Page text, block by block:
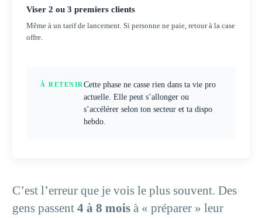
Viser 2 ou 3 premiers clients
Même à un tarif de lancement. Si personne ne paie, retour à la case
offre.
À RETENIR Cette phase ne casse rien dans ta vie pro
actuelle. Elle peut s’allonger ou
s’accélérer selon ton secteur et ta dispo
hebdo.
C’est l’erreur que je vois le plus souvent. Des
gens passent 4 à 8 mois à « préparer » leur